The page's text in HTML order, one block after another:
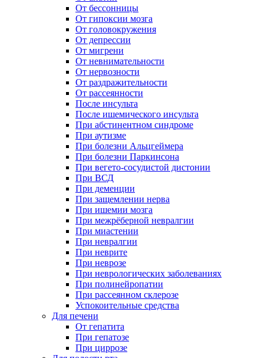
От бессонницы
От гипоксии мозга
От головокружения
От депрессии
От мигрени
От невнимательности
От нервозности
От раздражительности
От рассеянности
После инсульта
После ишемического инсульта
При абстинентном синдроме
При аутизме
При болезни Альцгеймера
При болезни Паркинсона
При вегето-сосудистой дистонии
При ВСД
При деменции
При защемлении нерва
При ишемии мозга
При межрёберной невралгии
При миастении
При невралгии
При неврите
При неврозе
При неврологических заболеваниях
При полинейропатии
При рассеянном склерозе
Успокоительные средства
Для печени
От гепатита
При гепатозе
При циррозе